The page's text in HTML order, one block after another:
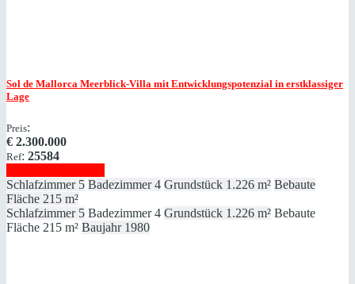
Sol de Mallorca Meerblick-Villa mit Entwicklungspotenzial in erstklassiger
Lage
Preis:
€ 2.300.000
Ref: 25584
Schlafzimmer 5 Badezimmer 4 Grundstück 1.226 m² Bebaute
Fläche 215 m²
Schlafzimmer 5 Badezimmer 4 Grundstück 1.226 m² Bebaute
Fläche 215 m² Baujahr 1980